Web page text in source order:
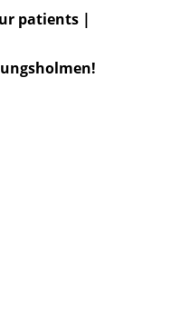
patients |